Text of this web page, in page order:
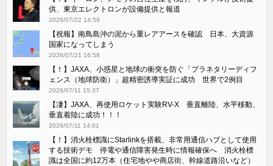
供、東京エレクトロンが設備提供と報道
2026/07/22 14:59
【祝報】南鳥島沖の泥から重レアアースを確認 日本、大資源
国家になってしまう
2026/07/21 16:58
【！】JAXA、小惑星と地球の衝突を防ぐ「プラネタリーディフ
ェンス（地球防衛）」超精密誘導実証に成功 世界で2例目
2026/07/11 15:37
【凄】JAXA、再使用ロケット実験RV-X 垂直離陸、水平移動、
垂直着陸に成功！！！
2026/07/11 14:01
【！】消火栓標識にStarlinkを搭載、非常用通信ハブとして使用
する技術デモ 停電や通信障害発生時に情報確保へ 消火栓標
識は全国に約12万本（住宅地やや商店街、幹線道路沿いなど）